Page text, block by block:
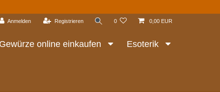
Anmelden Registrieren 0 0,00 EUR
Gewürze online einkaufen Esoterik